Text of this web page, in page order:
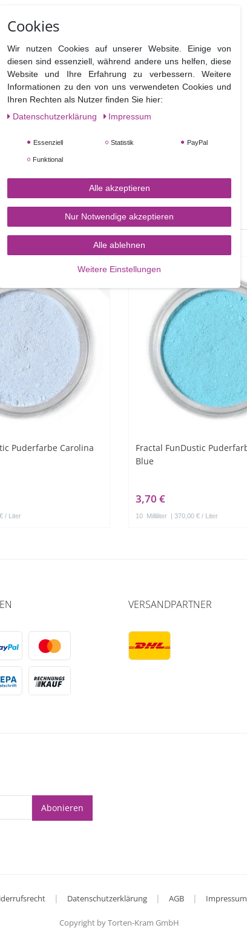
zertifiziert
Salz
Puderfarbe Carolina
/ Liter
Fractal FunDustic
Blue
3,70 €
10 Milliliter | 370,00 € / Liter
VERSANDPARTNER
Abonieren
| Datenschutzerklärung | AGB | Impressum
Copyright by Torten-Kram GmbH
Cookies
Wir nutzen Cookies auf unserer Website. Einige von
diesen sind essenziell, während andere uns helfen, diese
Website und Ihre Erfahrung zu verbessern. Weitere
Informationen zu den von uns verwendeten Cookies und
Ihren Rechten als Nutzer finden Sie hier:
Daten­schutz­erklärung
Impressum
Essenziell Statistik PayPal
Funktional
Alle akzeptieren
Nur Notwendige akzeptieren
Alle ablehnen
Weitere Einstellungen